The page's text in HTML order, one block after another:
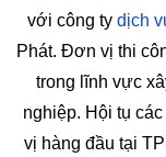
với công ty dịch
Phát. Đơn vị thi
trong lĩnh vực
nghiệp. Hội tụ
vị hàng đầu tại